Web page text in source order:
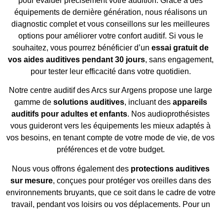
équipements de dernière génération, nous réalisons un
diagnostic complet et vous conseillons sur les meilleures
options pour améliorer votre confort auditif. Si vous le
souhaitez, vous pourrez bénéficier d’un essai gratuit de
vos aides auditives pendant 30 jours, sans engagement,
pour tester leur efficacité dans votre quotidien.
Notre centre auditif des Arcs sur Argens propose une large
gamme de solutions auditives, incluant des appareils
auditifs pour adultes et enfants. Nos audioprothésistes
vous guideront vers les équipements les mieux adaptés à
vos besoins, en tenant compte de votre mode de vie, de vos
préférences et de votre budget.
Nous vous offrons également des protections auditives
sur mesure, conçues pour protéger vos oreilles dans des
environnements bruyants, que ce soit dans le cadre de votre
travail, pendant vos loisirs ou vos déplacements. Pour un